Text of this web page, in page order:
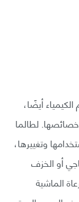
أيضًا،
لطالما
وتغييرها،
أو الخزف
الماشية